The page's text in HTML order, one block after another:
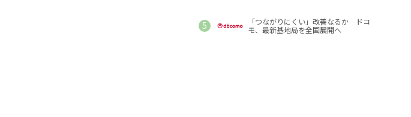
「つながりにくい」改善なるか ドコ
モ、最新基地局を全国展開へ